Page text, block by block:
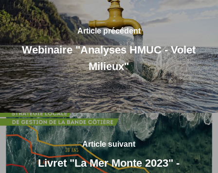
Article précédent
Webinaire "Analyses HMUC - Volet
Milieux"
Article suivant
Livret "La Mer Monte 2023" -